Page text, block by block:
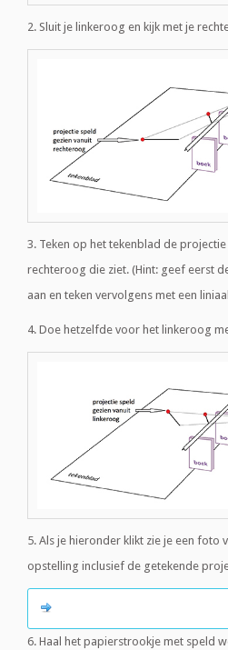
2. Sluit je linkeroog en kijk met je
3. Teken op het tekenblad de
rechteroog die ziet. (Hint: geef eerst
aan en teken vervolgens met een
4. Doe hetzelfde voor het linkeroog
5. Als je hieronder klikt zie je een foto
opstelling inclusief de getekende
6. Haal het papierstrookje met speld